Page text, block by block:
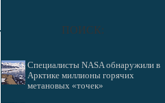
ПОИСК:
Специалисты NASA обнаружили в
Арктике миллионы горячих
метановых «точек»